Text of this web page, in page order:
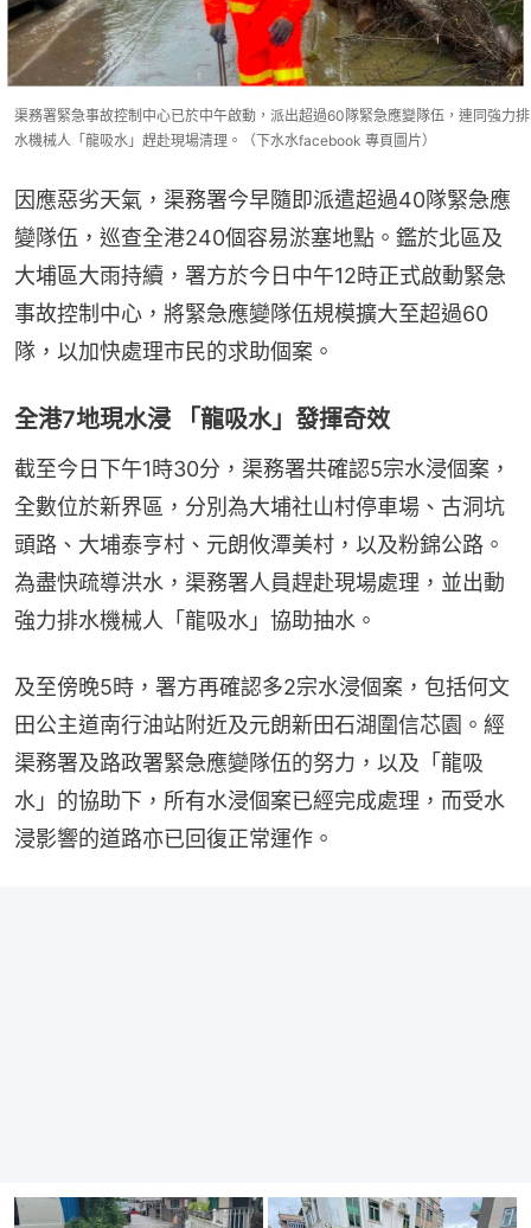
渠務署緊急事故控制中心已於中午啟動，派出超過60隊緊急應變隊伍，連同強力排
水機械人「龍吸水」趕赴現場清理。（下水水facebook 專頁圖片）
因應惡劣天氣，渠務署今早隨即派遣超過40隊緊急應
變隊伍，巡查全港240個容易淤塞地點。鑑於北區及
大埔區大雨持續，署方於今日中午12時正式啟動緊急
事故控制中心，將緊急應變隊伍規模擴大至超過60
隊，以加快處理市民的求助個案。
全港7地現水浸 「龍吸水」發揮奇效
截至今日下午1時30分，渠務署共確認5宗水浸個案，
全數位於新界區，分別為大埔社山村停車場、古洞坑
頭路、大埔泰亨村、元朗攸潭美村，以及粉錦公路。
為盡快疏導洪水，渠務署人員趕赴現場處理，並出動
強力排水機械人「龍吸水」協助抽水。
及至傍晚5時，署方再確認多2宗水浸個案，包括何文
田公主道南行油站附近及元朗新田石湖圍信芯園。經
渠務署及路政署緊急應變隊伍的努力，以及「龍吸
水」的協助下，所有水浸個案已經完成處理，而受水
浸影響的道路亦已回復正常運作。